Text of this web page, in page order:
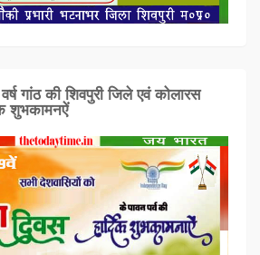
गांठ की शिवपुरी जिले एवं कोलारस
शुभकामनऐं